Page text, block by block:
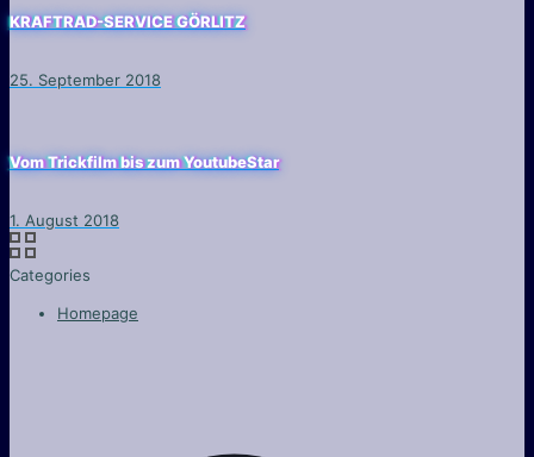
KRAFTRAD-SERVICE GÖRLITZ
25. September 2018
Vom Trickfilm bis zum YoutubeStar
1. August 2018
Categories
Homepage